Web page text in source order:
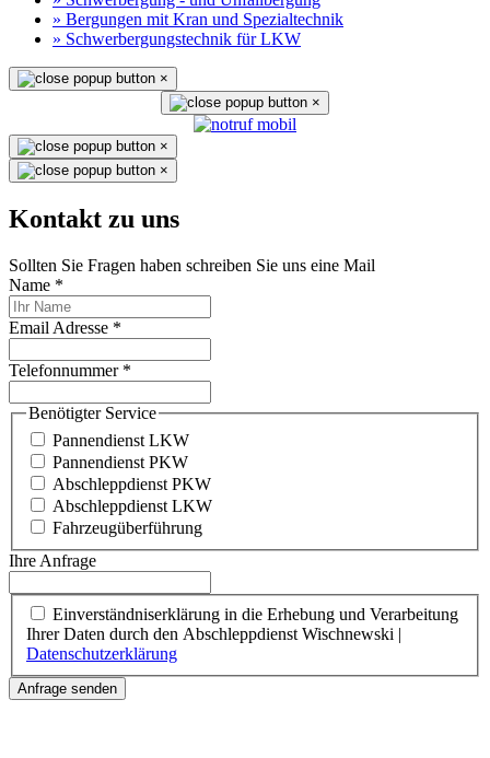
» Bergungen mit Kran und Spezialtechnik
» Schwerbergungstechnik für LKW
×
×
×
×
Kontakt zu uns
Sollten Sie Fragen haben schreiben Sie uns eine Mail
Name *
Email Adresse *
Telefonnummer *
Benötigter Service
Pannendienst LKW
Pannendienst PKW
Abschleppdienst PKW
Abschleppdienst LKW
Fahrzeugüberführung
Ihre Anfrage
Einverständniserklärung in die Erhebung und Verarbeitung
Ihrer Daten durch den Abschleppdienst Wischnewski |
Datenschutzerklärung
Anfrage senden